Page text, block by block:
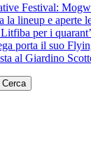
Festival:
lineup e aperte
per i
porta il suo
al Giardino